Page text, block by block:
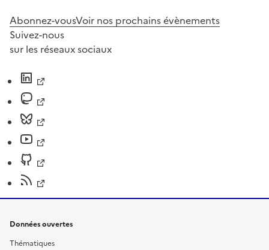
Abonnez-vousVoir nos prochains évènements
Suivez-nous
sur les réseaux sociaux
Données ouvertes
Thématiques